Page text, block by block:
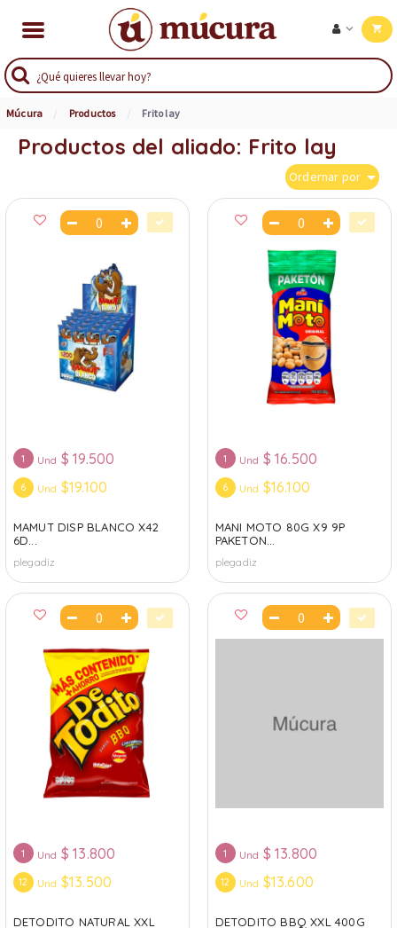
Múcura Productos Frito lay
Productos del aliado: Frito lay
Ordernar por
1 Und $ 19.500
6 Und $19.100
MAMUT DISP BLANCO X42
6D...
plegadiz
1 Und $ 16.500
6 Und $16.100
MANI MOTO 80G X9 9P
PAKETON...
plegadiz
1 Und $ 13.800
12 Und $13.500
DETODITO NATURAL XXL
1 Und $ 13.800
12 Und $13.600
DETODITO BBQ XXL 400G